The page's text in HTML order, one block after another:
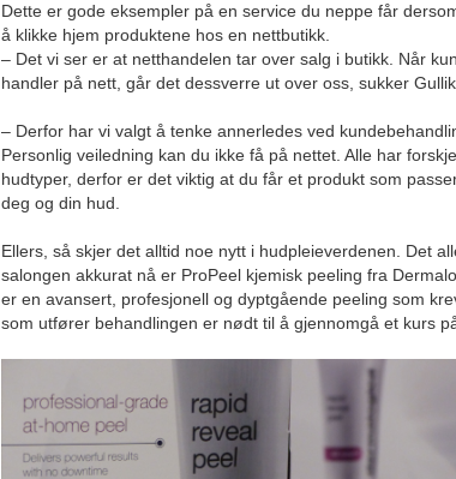
Dette er gode eksempler på en service du neppe får
å klikke hjem produktene hos en nettbutikk.
– Det vi ser er at netthandelen tar over salg i butikk. Når
handler på nett, går det dessverre ut over oss, sukker
– Derfor har vi valgt å tenke annerledes ved
Personlig veiledning kan du ikke få på nettet. Alle har
hudtyper, derfor er det viktig at du får et produkt som
deg og din hud.
Ellers, så skjer det alltid noe nytt i hudpleieverdenen. Det
salongen akkurat nå er ProPeel kjemisk peeling fra
er en avansert, profesjonell og dyptgående peeling som
som utfører behandlingen er nødt til å gjennomgå et kurs